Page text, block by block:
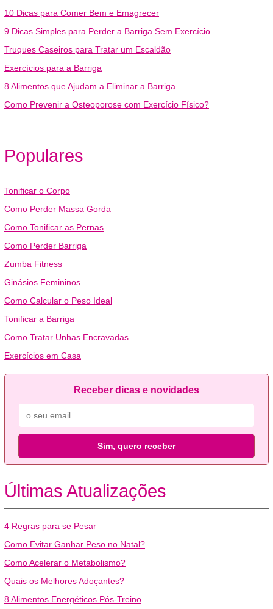
10 Dicas para Comer Bem e Emagrecer
9 Dicas Simples para Perder a Barriga Sem Exercício
Truques Caseiros para Tratar um Escaldão
Exercícios para a Barriga
8 Alimentos que Ajudam a Eliminar a Barriga
Como Prevenir a Osteoporose com Exercício Físico?
Populares
Tonificar o Corpo
Como Perder Massa Gorda
Como Tonificar as Pernas
Como Perder Barriga
Zumba Fitness
Ginásios Femininos
Como Calcular o Peso Ideal
Tonificar a Barriga
Como Tratar Unhas Encravadas
Exercícios em Casa
Receber dicas e novidades
Sim, quero receber
Últimas Atualizações
4 Regras para se Pesar
Como Evitar Ganhar Peso no Natal?
Como Acelerar o Metabolismo?
Quais os Melhores Adoçantes?
8 Alimentos Energéticos Pós-Treino